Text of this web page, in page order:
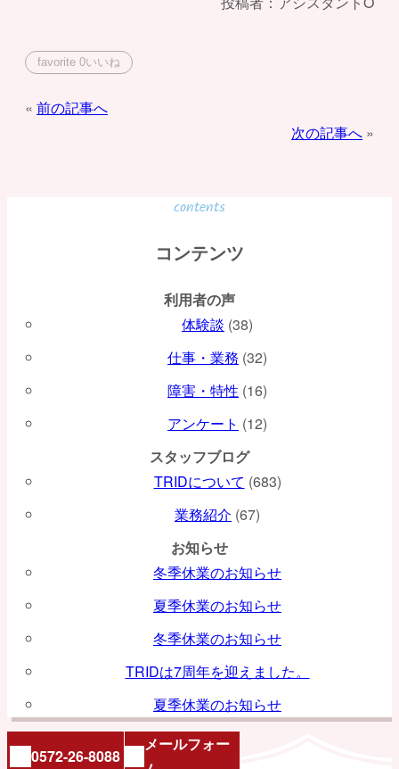
favorite 0いいね
投
ョ
ン
前の記事へ
次の記事へ
contents
コンテンツ
利用者の声
体験談 (38)
仕事・業務 (32)
障害・特性 (16)
アンケート (12)
スタッフブログ
TRIDについて (683)
業務紹介 (67)
お知らせ
冬季休業のお知らせ
夏季休業のお知らせ
冬季休業のお知らせ
TRIDは7周年を迎えました。
夏季休業のお知らせ
0572-26-8088
メールフォー